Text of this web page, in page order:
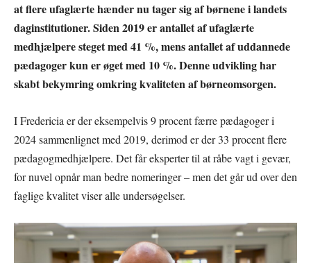
at flere ufaglærte hænder nu tager sig af børnene i landets
daginstitutioner. Siden 2019 er antallet af ufaglærte
medhjælpere steget med 41 %, mens antallet af uddannede
pædagoger kun er øget med 10 %. Denne udvikling har
skabt bekymring omkring kvaliteten af børneomsorgen.
I Fredericia er der eksempelvis 9 procent færre pædagoger i
2024 sammenlignet med 2019, derimod er der 33 procent flere
pædagogmedhjælpere. Det får eksperter til at råbe vagt i gevær,
for nuvel opnår man bedre nomeringer – men det går ud over den
faglige kvalitet viser alle undersøgelser.